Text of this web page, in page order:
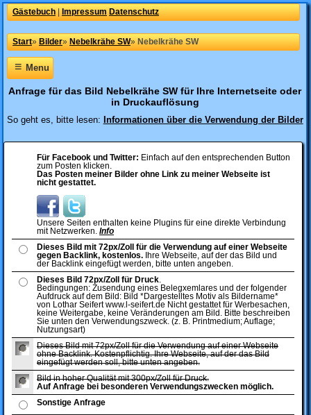
Gästebuch Impressum Datenschutz
Start» Bilder» Nebelkrähe SW» Nebelkrähe SW
≡Menu
Anfrage für das Bild Nebelkrähe SW für Ihre Internetseite oder
in Druckauflösung
So geht es, bitte lesen: Informationen über die Verwendung der Bilder
Für Facebook und Twitter: Einfach auf den entsprechenden Button
zum Posten klicken.
Das Posten meiner Bilder ohne Link zu meiner Webseite ist
nicht gestattet.
Unsere Seiten enthalten keine Plugins für eine direkte Verbindung
mit Netzwerken. Info
Dieses Bild mit 72px/Zoll für die Verwendung auf einer Webseite
gegen Backlink, kostenlos. Ihre Webseite, auf der das Bild und
der Backlink eingefügt werden, bitte unten angeben.
Dieses Bild 72px/Zoll für Druck
Bedingungen: Zusendung eines Belegxemlares und der folgender
Aufdruck auf dem Bild: Bild *Dargestelltes Motiv als Bildername*
von Lothar Seifert www.l-seifert.de Nicht gestattet für Werbesachen,
keine Weitergabe, keine Veränderungen am Bild. Bitte beschreiben
Sie unten den Verwendungszweck. (z. B. Printmedium; Auflage;
Nutzungsart)
Dieses Bild mit 72px/Zoll für die Verwendung auf einer Webseite
ohne Backlink. Kostenpflichtig. Ihre Webseite, auf der das Bild
eingefügt werden soll, bitte unten angeben.
Bild in hoher Qualität mit 300px/Zoll für Druck.
Auf Anfrage bei besonderen Verwendungszwecken möglich.
Sonstige Anfrage